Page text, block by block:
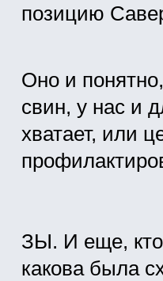
позицию
Оно и
свин, у нас и
хватает, или
ЗЫ. И еще, кто
какова была